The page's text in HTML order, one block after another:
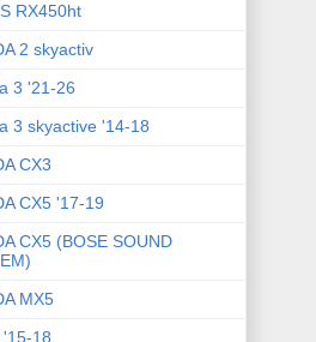
RX450ht
2 skyactiv
3 '21-26
3 skyactive '14-18
CX3
CX5 '17-19
CX5 (BOSE SOUND
MX5
'15-18